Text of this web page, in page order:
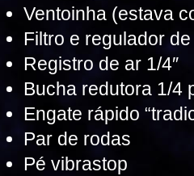
Ventoinha (estava
Filtro e regulador
Registro de ar 1/4″
Bucha redutora 1/4
Engate rápido
Par de rodas
Pé vibrastop